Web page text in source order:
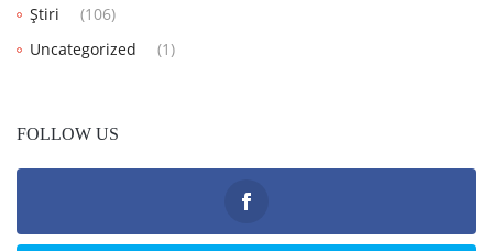
Știri
(106)
Uncategorized
(1)
FOLLOW US